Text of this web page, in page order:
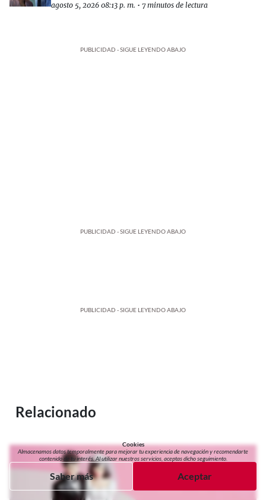
agosto 5, 2026 08:13 p. m. • 7 minutos de lectura
PUBLICIDAD - SIGUE LEYENDO ABAJO
PUBLICIDAD - SIGUE LEYENDO ABAJO
PUBLICIDAD - SIGUE LEYENDO ABAJO
Relacionado
Cookies
Almacenamos datos temporalmente para mejorar tu experiencia de navegación y recomendarte
contenido de tu interés. Al utilizar nuestros servicios, aceptas dicho seguimiento.
Saber más Aceptar